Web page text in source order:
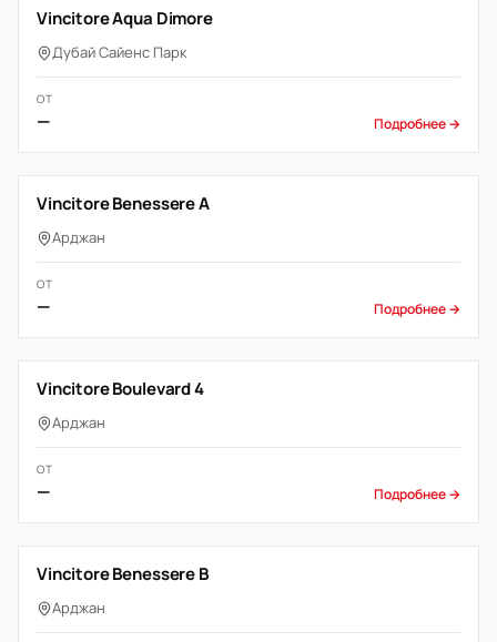
Vincitore Aqua Dimore
Дубай Сайенс Парк
ОТ
— Подробнее →
Vincitore Benessere A
Арджан
ОТ
— Подробнее →
Vincitore Boulevard 4
Арджан
ОТ
— Подробнее →
Vincitore Benessere B
Арджан